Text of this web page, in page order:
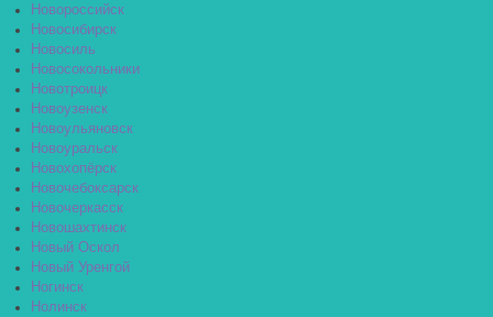
Новороссийск
Новосибирск
Новосиль
Новосокольники
Новотроицк
Новоузенск
Новоульяновск
Новоуральск
Новохопёрск
Новочебоксарск
Новочеркасск
Новошахтинск
Новый Оскол
Новый Уренгой
Ногинск
Нолинск